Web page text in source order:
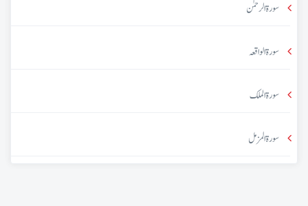
سورۃ الرحمٰن
سورۃ الواقعہ
سورۃ الملک
سورۃ المزمل